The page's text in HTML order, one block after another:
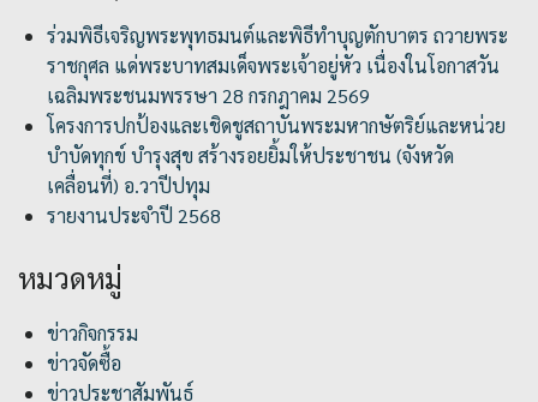
ร่วมพิธีเจริญพระพุทธมนต์และพิธีทำบุญตักบาตร ถวายพระ
ราชกุศล แด่พระบาทสมเด็จพระเจ้าอยู่หัว เนื่องในโอกาสวัน
เฉลิมพระชนมพรรษา 28 กรกฎาคม 2569
โครงการปกป้องและเชิดชูสถาบันพระมหากษัตริย์และหน่วย
บำบัดทุกข์ บำรุงสุข สร้างรอยยิ้มให้ประชาชน (จังหวัด
เคลื่อนที่) อ.วาปีปทุม
รายงานประจำปี 2568
หมวดหมู่
ข่าวกิจกรรม
ข่าวจัดซื้อ
ข่าวประชาสัมพันธ์